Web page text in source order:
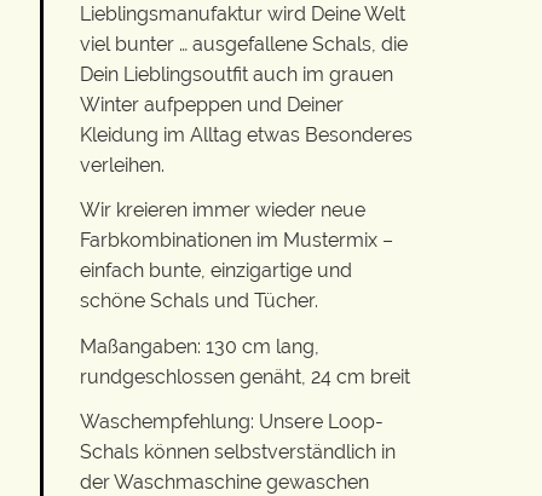
Lieblingsmanufaktur wird Deine Welt
viel bunter … ausgefallene Schals, die
Dein Lieblingsoutfit auch im grauen
Winter aufpeppen und Deiner
Kleidung im Alltag etwas Besonderes
verleihen.
Wir kreieren immer wieder neue
Farbkombinationen im Mustermix –
einfach bunte, einzigartige und
schöne Schals und Tücher.
Maßangaben: 130 cm lang,
rundgeschlossen genäht, 24 cm breit
Waschempfehlung: Unsere Loop-
Schals können selbstverständlich in
der Waschmaschine gewaschen